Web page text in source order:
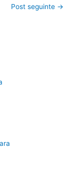
Post seguinte →